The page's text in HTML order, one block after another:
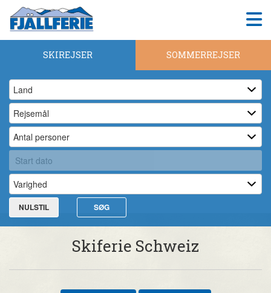
SKIREJSER SOMMERREJSER
NULSTIL SØG
Skiferie Schweiz